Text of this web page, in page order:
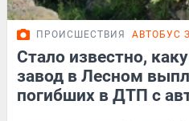
ПРОИСШЕСТВИЯ АВТОБУС
Стало известно,
завод в Лесном
погибших в ДТП с